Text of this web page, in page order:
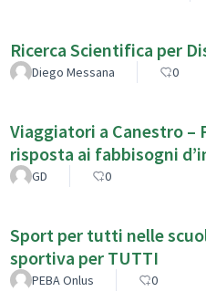
Ricerca Scientifica per
Diego Messana 0
Viaggiatori a Canestro –
risposta ai fabbisogni
GD 0
Sport per tutti nelle
sportiva per TUTTI
PEBA Onlus 0